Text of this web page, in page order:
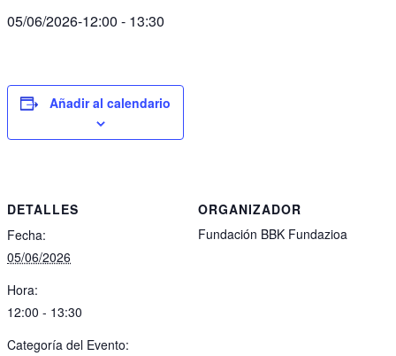
05/06/2026-12:00 - 13:30
Añadir al calendario
DETALLES
Fecha:
05/06/2026
Hora:
12:00 - 13:30
Categoría del Evento:
ORGANIZADOR
Fundación BBK Fundazioa